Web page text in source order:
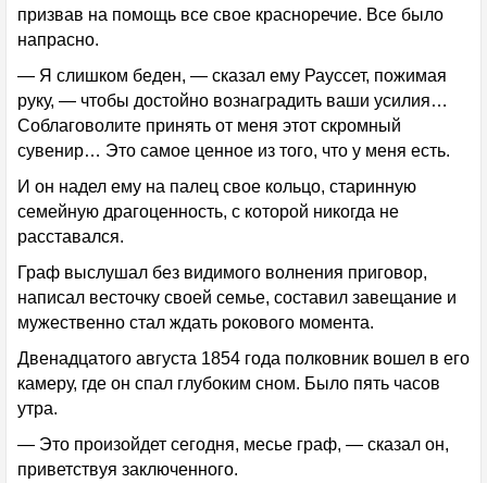
призвав на помощь все свое красноречие. Все было
напрасно.
— Я слишком беден, — сказал ему Рауссет, пожимая
руку, — чтобы достойно вознаградить ваши усилия…
Соблаговолите принять от меня этот скромный
сувенир… Это самое ценное из того, что у меня есть.
И он надел ему на палец свое кольцо, старинную
семейную драгоценность, с которой никогда не
расставался.
Граф выслушал без видимого волнения приговор,
написал весточку своей семье, составил завещание и
мужественно стал ждать рокового момента.
Двенадцатого августа 1854 года полковник вошел в его
камеру, где он спал глубоким сном. Было пять часов
утра.
— Это произойдет сегодня, месье граф, — сказал он,
приветствуя заключенного.